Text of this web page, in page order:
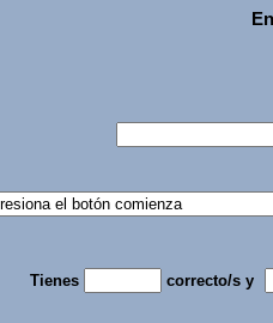
Tienes correcto/s y